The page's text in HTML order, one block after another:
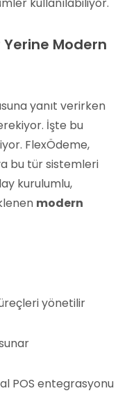
Modern
yanıt verirken
İşte bu
FlexÖdeme,
bu tür sistemleri
kurulumlu,
modern
yönetilir
POS entegrasyonu